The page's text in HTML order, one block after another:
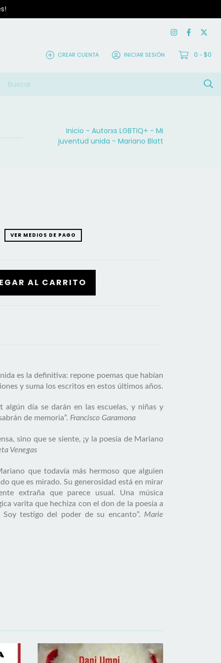
CREAR CUENTA INICIAR SESIÓN 0 - $0
Inicio - Autorxs LGBTIQ+ - Mi
juventud unida - Mariano Blatt
VER MEDIOS DE PAGO
es la definitiva: repone poemas que habían
y suma los escritos en estos últimos años.
algún día se darán en las escuelas, y niñas y
de memoria”. Francisco Garamona
sino que se siente, ¡y la poesía de Mariano
Venegas
que todavía más hermoso que alguien
que es mirado. Su generosidad está en mirar
extraña que parece usual. Una música
varita que hechiza con el don de la poesía a
testigo del poder de su encanto”. Marie